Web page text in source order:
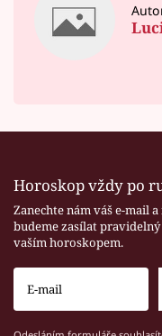
Horoskop vždy po
Zanechte nám váš e-mail
budeme zasílat
vaším horoskopem.